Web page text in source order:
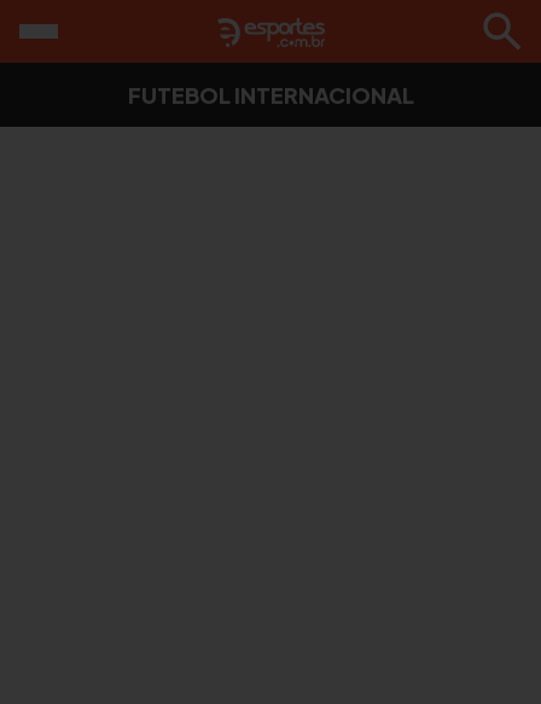
FUTEBOL INTERNACIONAL